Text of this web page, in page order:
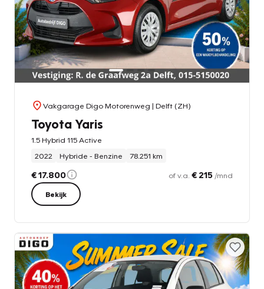
Vakgarage Digo Motorenweg | Delft (ZH)
Toyota Yaris
1.5 Hybrid 115 Active
2022
Hybride - Benzine 78.251 km
€ 17.800 of v.a. € 215 /mnd
Bekijk